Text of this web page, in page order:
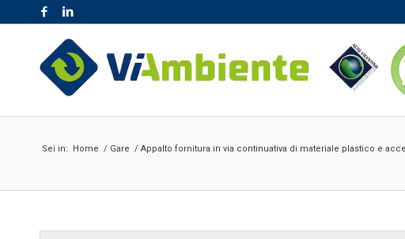
Sei in: Home / Gare / Appalto fornitura in via continuativa di materiale plastico e